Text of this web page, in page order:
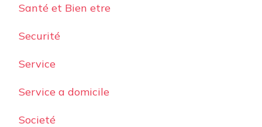
Santé et Bien etre
Securité
Service
Service a domicile
Societé